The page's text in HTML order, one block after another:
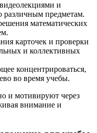
и
различным предметам.
математических
карточек и проверки
и коллективных
концентрироваться,
во время учебы.
и мотивируют через
внимание и